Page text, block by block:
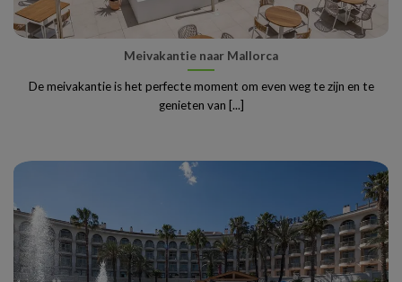
Meivakantie naar Mallorca
De meivakantie is het perfecte moment om even weg te zijn en te
genieten van [...]